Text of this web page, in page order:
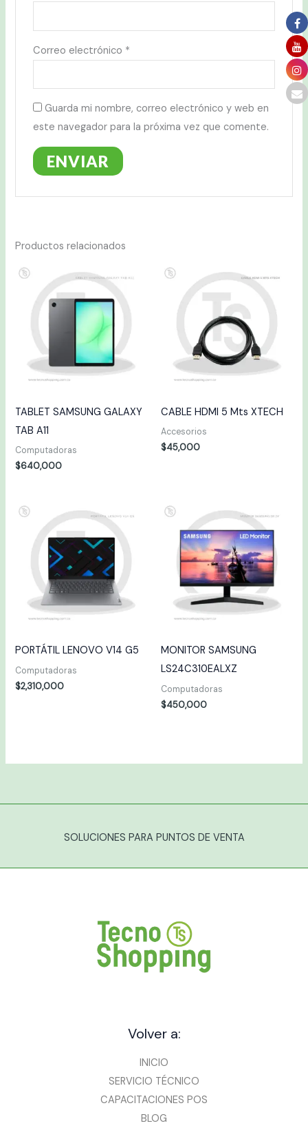
Correo electrónico *
Guarda mi nombre, correo electrónico y web en
este navegador para la próxima vez que comente.
Productos relacionados
TABLET SAMSUNG GALAXY
TAB A11
Computadoras
$640,000
CABLE HDMI 5 Mts XTECH
Accesorios
$45,000
PORTÁTIL LENOVO V14 G5
Computadoras
$2,310,000
MONITOR SAMSUNG
LS24C310EALXZ
Computadoras
$450,000
SOLUCIONES PARA PUNTOS DE VENTA
Volver a:
INICIO
SERVICIO TÉCNICO
CAPACITACIONES POS
BLOG